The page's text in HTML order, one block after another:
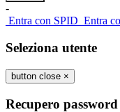
-
Entra con SPID Entra
Seleziona utente
button close ×
Recupero password